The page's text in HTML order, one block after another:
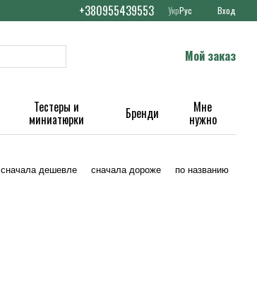
+380955439553 УкрРус Вход
Мой заказ
Тестеры и
миниатюрки Бренди Мне
нужно
сначала дешевле сначала дороже по названию